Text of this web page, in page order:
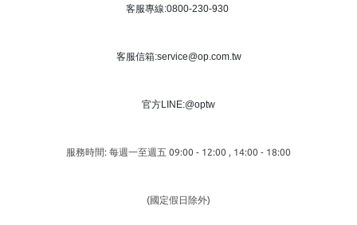
客服專線:0800-230-930
客服信箱:service@op.com.tw
官方LINE:@optw
服務時間: 每週一至週五 09:00 - 12:00 , 14:00 - 18:00
(國定假日除外)